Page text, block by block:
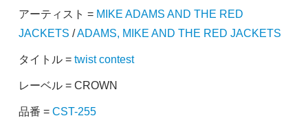
アーティスト = MIKE ADAMS AND THE RED
JACKETS /ADAMS, MIKE AND THE RED JACKETS
タイトル = twist contest
レーベル = CROWN
品番 = CST-255